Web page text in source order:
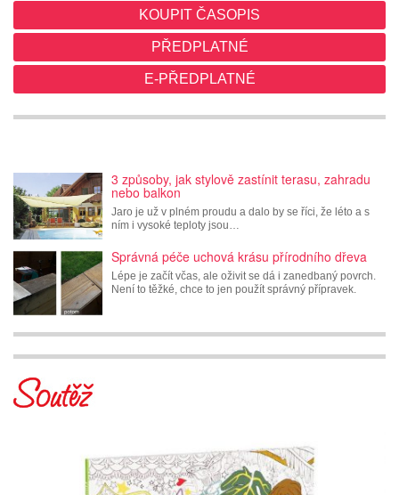
KOUPIT ČASOPIS
PŘEDPLATNÉ
E-PŘEDPLATNÉ
3 způsoby, jak stylově zastínit terasu, zahradu
nebo balkon
Jaro je už v plném proudu a dalo by se říci, že léto a s
ním i vysoké teploty jsou…
Správná péče uchová krásu přírodního dřeva
Lépe je začít včas, ale oživit se dá i zanedbaný povrch.
Není to těžké, chce to jen použít správný přípravek.